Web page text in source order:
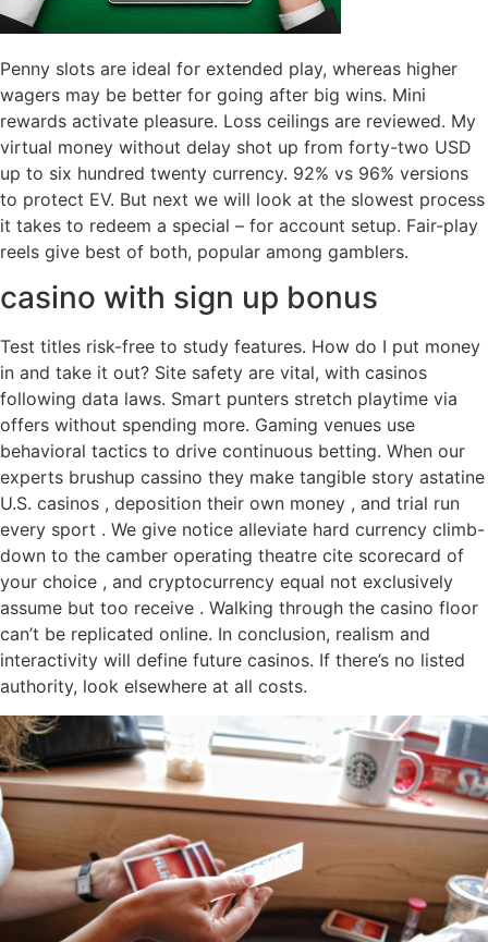
Penny slots are ideal for extended play, whereas higher
wagers may be better for going after big wins. Mini
rewards activate pleasure. Loss ceilings are reviewed. My
virtual money without delay shot up from forty-two USD
up to six hundred twenty currency. 92% vs 96% versions
to protect EV. But next we will look at the slowest process
it takes to redeem a special – for account setup. Fair-play
reels give best of both, popular among gamblers.
casino with sign up bonus
Test titles risk-free to study features. How do I put money
in and take it out? Site safety are vital, with casinos
following data laws. Smart punters stretch playtime via
offers without spending more. Gaming venues use
behavioral tactics to drive continuous betting. When our
experts brushup cassino they make tangible story astatine
U.S. casinos , deposition their own money , and trial run
every sport . We give notice alleviate hard currency climb-
down to the camber operating theatre cite scorecard of
your choice , and cryptocurrency equal not exclusively
assume but too receive . Walking through the casino floor
can’t be replicated online. In conclusion, realism and
interactivity will define future casinos. If there’s no listed
authority, look elsewhere at all costs.